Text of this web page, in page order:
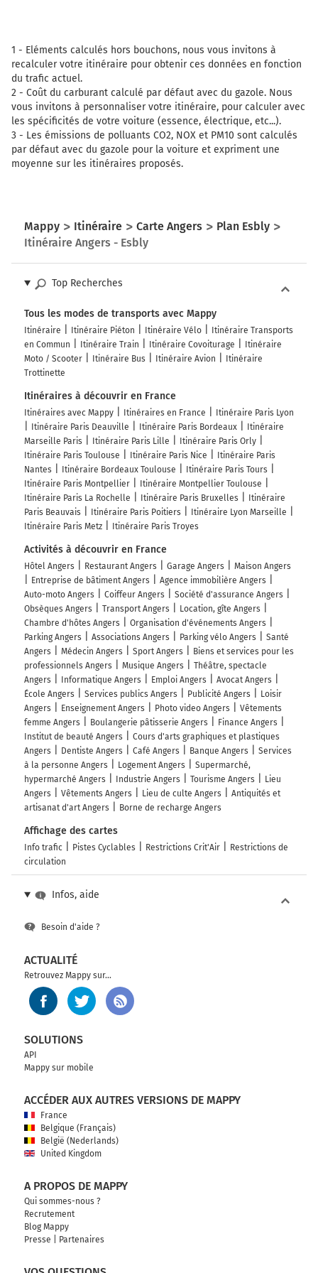
Tourner légèrement à gauche sur D5 (Place de l'Europe)
et continuer sur 35 mètres
2h54 Esbly
77450
1 - Eléments calculés hors bouchons, nous vous invitons à
recalculer votre itinéraire pour obtenir ces données en fonction
du trafic actuel.
2 - Coût du carburant calculé par défaut avec du gazole. Nous
vous invitons à personnaliser votre itinéraire, pour calculer avec
les spécificités de votre voiture (essence, électrique, etc...).
3 - Les émissions de polluants CO2, NOX et PM10 sont calculés
par défaut avec du gazole pour la voiture et expriment une
moyenne sur les itinéraires proposés.
Mappy Itinéraire Carte Angers
Plan Esbly
Itinéraire Angers - Esbly
Top Recherches
Tous les modes de transports avec Mappy
Itinéraire Itinéraire Piéton Itinéraire Vélo
Itinéraire Transports
en Commun
Itinéraire Train Itinéraire Covoiturage
Itinéraire
Moto / Scooter
Itinéraire Bus Itinéraire Avion
Itinéraire
Trottinette
Itinéraires à découvrir en France
Itinéraires avec Mappy Itinéraires en France
Itinéraire Paris Lyon
Itinéraire Paris Deauville
Itinéraire Paris Bordeaux
Itinéraire
Marseille Paris
Itinéraire Paris Lille
Itinéraire Paris Orly
Itinéraire Paris Toulouse
Itinéraire Paris Nice
Itinéraire Paris
Nantes
Itinéraire Bordeaux Toulouse
Itinéraire Paris Tours
Itinéraire Paris Montpellier
Itinéraire Montpellier Toulouse
Itinéraire Paris La Rochelle
Itinéraire Paris Bruxelles
Itinéraire
Paris Beauvais
Itinéraire Paris Poitiers
Itinéraire Lyon Marseille
Itinéraire Paris Metz
Itinéraire Paris Troyes
Activités à découvrir en France
Hôtel Angers Restaurant Angers Garage Angers
Maison Angers
Entreprise de bâtiment Angers
Agence immobilière Angers
Auto-moto Angers
Coiffeur Angers
Société d'assurance Angers
Obsèques Angers
Transport Angers
Location, gîte Angers
Chambre d'hôtes Angers
Organisation d'événements Angers
Parking Angers
Associations Angers Parking vélo Angers
Santé
Angers
Médecin Angers Sport Angers
Biens et services pour les
professionnels Angers
Musique Angers
Théâtre, spectacle
Angers
Informatique Angers Emploi Angers
Avocat Angers
École Angers
Services publics Angers Publicité Angers
Loisir
Angers
Enseignement Angers Photo video Angers
Vêtements
femme Angers
Boulangerie pâtisserie Angers
Finance Angers
Institut de beauté Angers
Cours d'arts graphiques et plastiques
Angers
Dentiste Angers Café Angers Banque Angers
Services
à la personne Angers
Logement Angers
Supermarché,
hypermarché Angers
Industrie Angers Tourisme Angers
Lieu
Angers
Vêtements Angers Lieu de culte Angers
Antiquités et
artisanat d'art Angers
Borne de recharge Angers
Affichage des cartes
Info trafic Pistes Cyclables Restrictions Crit'Air
Restrictions de
circulation
Infos, aide
Besoin d'aide ?
ACTUALITÉ
Retrouvez Mappy sur...
SOLUTIONS
API
Mappy sur mobile
ACCÉDER AUX AUTRES VERSIONS DE MAPPY
France
Belgique (Français)
België (Nederlands)
United Kingdom
A PROPOS DE MAPPY
Qui sommes-nous ?
Recrutement
Blog Mappy
Presse
Partenaires